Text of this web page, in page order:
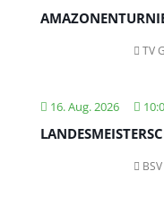
TV
16. Aug. 2026